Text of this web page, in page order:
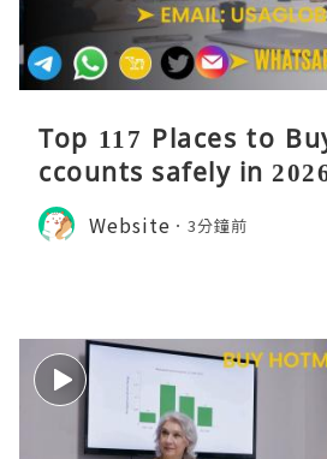
Top 117 Places to
ccounts safely in
Website 3分鐘前